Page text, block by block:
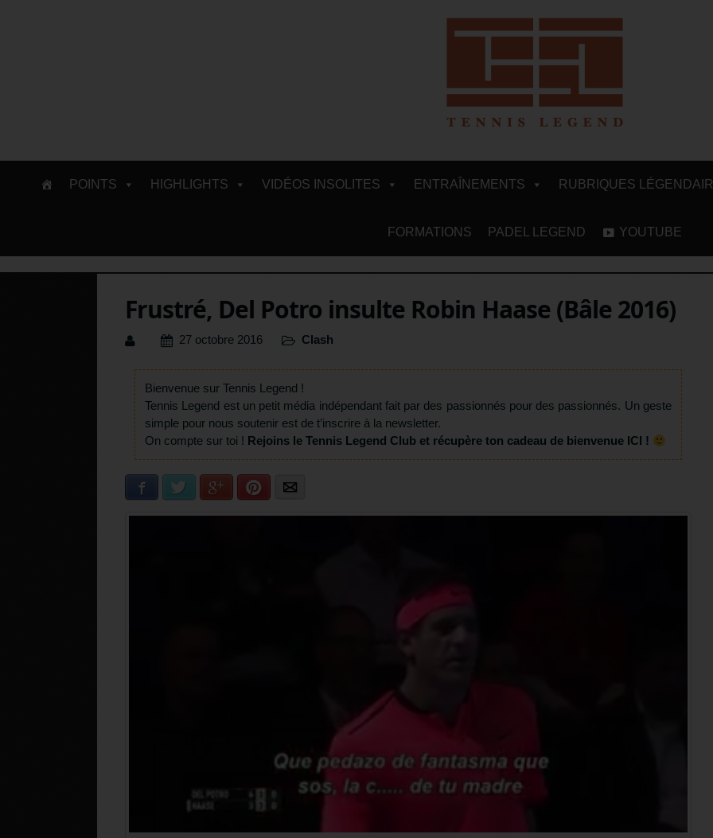
POINTS HIGHLIGHTS VIDÉOS INSOLITES ENTRAÎNEMENTS RUBRIQUES
FORMATIONS PADEL LEGEND YOUTUBE
Frustré, Del Potro insulte Robin Haase (Bâle 2016)
27 octobre 2016 Clash
Bienvenue sur Tennis Legend !
Tennis Legend est un petit média indépendant fait par des passionnés pour des passionnés. Un geste
simple pour nous soutenir est de t’inscrire à la newsletter.
On compte sur toi ! Rejoins le Tennis Legend Club et récupère ton cadeau de bienvenue ICI !
Facebook Twitter Google+ Pinterest